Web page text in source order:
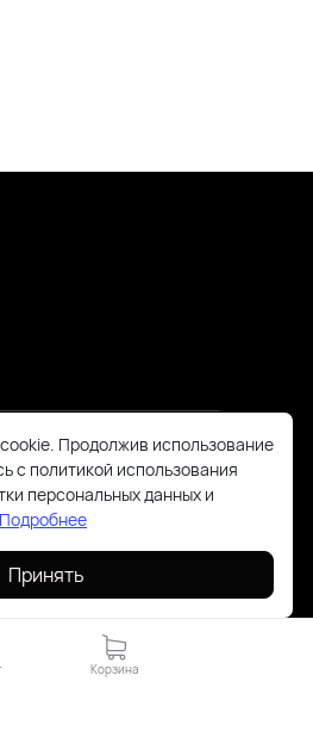
Корзина
Продолжив использование
с политикой использования
персональных данных и
Подробнее
Принять